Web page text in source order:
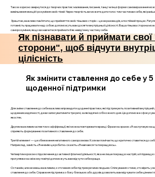
Також корисно звернутися до творчих практик: малювання, писання, танці чи інші форми самовираження
вивільнення емоцій і розуміння своїх тіней. Через творчість ви можете дати голос тим частинам себе, які
Зрештою, важливо пам’ятати, що прийняття своїх тіньових сторін – це не разова дія, а постійний процес.
готовність працювати над собою допоможуть вам досягти внутрішньої цілісності. Ваша тіньова сторона
саморозуміння, якщо ви навчитеся приймати її як невід’ємну частину себе.
Як пізнавати й приймати свої
сторони", щоб відчути
цілісність
Як змінити ставлення до себе у
щоденної підтримки
Для зміни ставлення до себе важливо впровадити щоденні практики, які підтримують позитивний
щоденника вдячності, де ви записуватимете три речі, за які вдячні собі кожного дня. Це допоможе
якостях.
Другим важливим аспектом є аффірмації, які можна повторювати вранці. Фрази на зразок «Я заслуговую на
сприяють формуванню позитивного ставлення до себе.
Третій елемент — це обмеження негативного саморозмови. Коли ви помічаєте, що критично ставитеся до
Наприклад, замість «Я не вмію це робити» скажіть «Я навчаюся та покращуюсь».
Четвертим кроком є підключення до активної фізичної діяльності, яка не лише покращує настрій, а й
прогулянки на свіжому повітрі допоможуть вам відчути себе краще.
Останнім, але не менш важливим, є оточення себе підтримуючими людьми. Спілкування з тими, хто вірить у
ставлення до себе. Справжня підтримка з боку близьких або друзів дозволить вам відчувати себе цінним і